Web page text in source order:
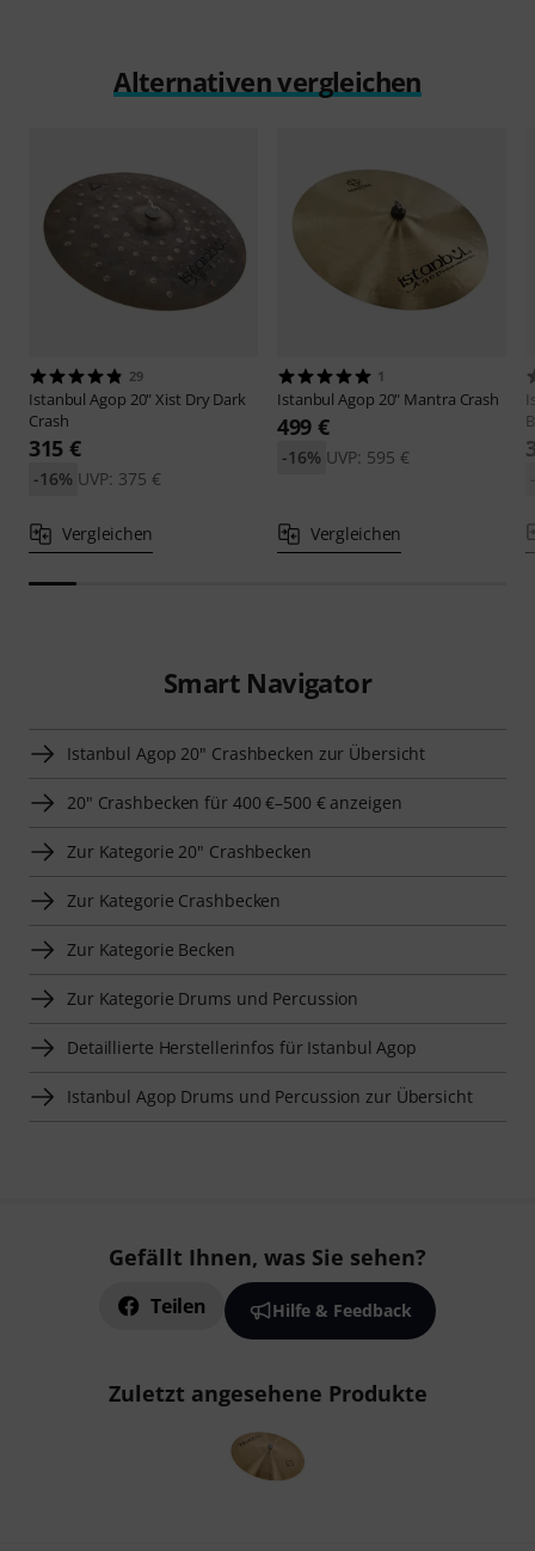
Alternativen vergleichen
29
Istanbul Agop 20" Xist Dry Dark
Crash
315 €
UVP: 375 €
-16%
Vergleichen
1
Istanbul Agop 20" Mantra Crash
499 €
UVP: 595 €
-16%
Vergleichen
Smart Navigator
Istanbul Agop 20" Crashbecken zur Übersicht
20" Crashbecken für 400 €–500 € anzeigen
Zur Kategorie 20" Crashbecken
Zur Kategorie Crashbecken
Zur Kategorie Becken
Zur Kategorie Drums und Percussion
Detaillierte Herstellerinfos für Istanbul Agop
Istanbul Agop Drums und Percussion zur Übersicht
Gefällt Ihnen, was Sie sehen?
Teilen Hilfe & Feedback
Zuletzt angesehene Produkte